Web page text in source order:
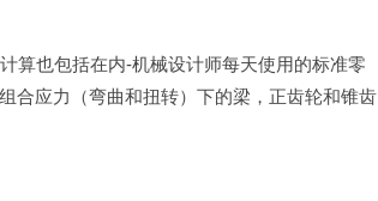
算也包括在内-机械设计师每天使用的标准零
合应力（弯曲和扭转）下的梁，正齿轮和锥齿